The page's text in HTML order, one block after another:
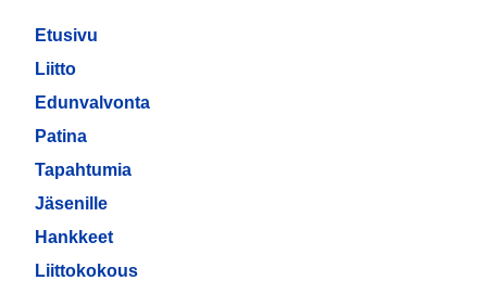
Etusivu
Liitto
Edunvalvonta
Patina
Tapahtumia
Jäsenille
Hankkeet
Liittokokous